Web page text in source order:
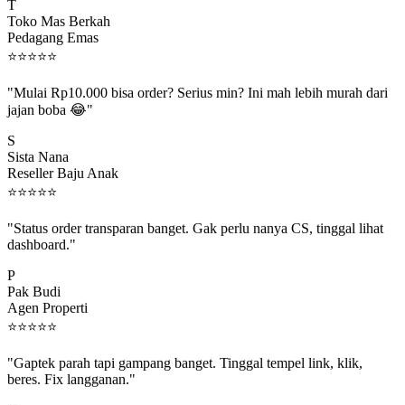
Toko Mas Berkah
Pedagang Emas
⭐⭐⭐⭐⭐
jajan boba 😂"
Sista Nana
Reseller Baju Anak
⭐⭐⭐⭐⭐
dashboard."
Pak Budi
Agen Properti
⭐⭐⭐⭐⭐
beres. Fix langganan."